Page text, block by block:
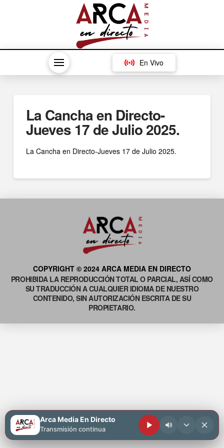
En Vivo
La Cancha en Directo-
Jueves 17 de Julio 2025.
La Cancha en Directo-Jueves 17 de Julio 2025.
COPYRIGHT © 2024 ARCA MEDIA EN DIRECTO
PROHIBIDA LA REPRODUCCIÓN TOTAL O PARCIAL, ASÍ COMO
SU TRADUCCIÓN A CUALQUIER IDIOMA DE NUESTRO
CONTENIDO, SIN AUTORIZACIÓN ESCRITA DE SU
PROPIETARIO.
Arca Media En Directo
Transmisión continua